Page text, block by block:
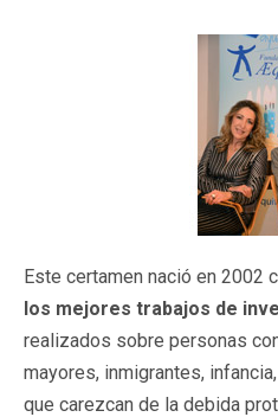
Este certamen nació en 2002
los mejores trabajos de
realizados sobre personas
mayores, inmigrantes,
que carezcan de la debida